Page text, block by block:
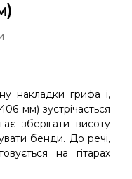
накладки грифа і,
мм) зустрічається
зберігати висоту
бенди. До речі,
на гітарах